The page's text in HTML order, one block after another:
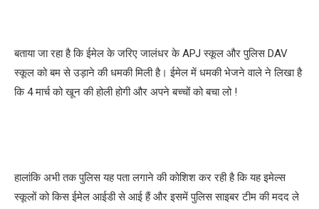
बताया जा रहा है कि ईमेल के जरिए जालंधर के APJ स्कूल और पुलिस DAV
स्कूल को बम से उड़ाने की धमकी मिली है। ईमेल में धमकी भेजने वाले ने लिखा है
कि 4 मार्च को खून की होली होगी और अपने बच्चों को बचा लो !
हालांकि अभी तक पुलिस यह पता लगाने की कोशिश कर रही है कि यह इमेल्स
स्कूलों को किस ईमेल आईडी से आई हैं और इसमें पुलिस साइबर टीम की मदद ले